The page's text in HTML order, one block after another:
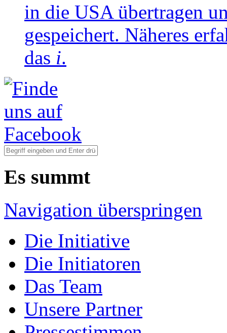
in die USA übertragen
gespeichert. Näheres
das i.
Es summt
Navigation überspringen
Die Initiative
Die Initiatoren
Das Team
Unsere Partner